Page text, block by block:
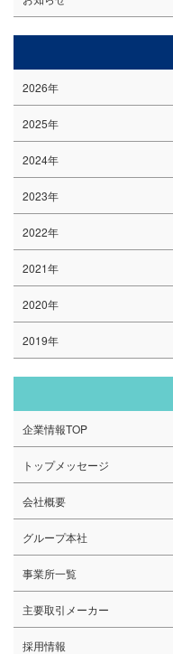
2026年
2025年
2024年
2023年
2022年
2021年
2020年
2019年
企業情報TOP
トップメッセージ
会社概要
グループ本社
事業所一覧
主要取引メーカー
採用情報